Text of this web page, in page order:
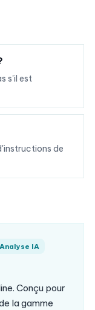
s'il est
de
Analyse IA
Conçu pour
la gamme